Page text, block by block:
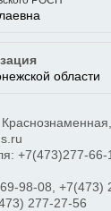
области
+7(473)277-66-
98-08 +7(473)
277-27-56